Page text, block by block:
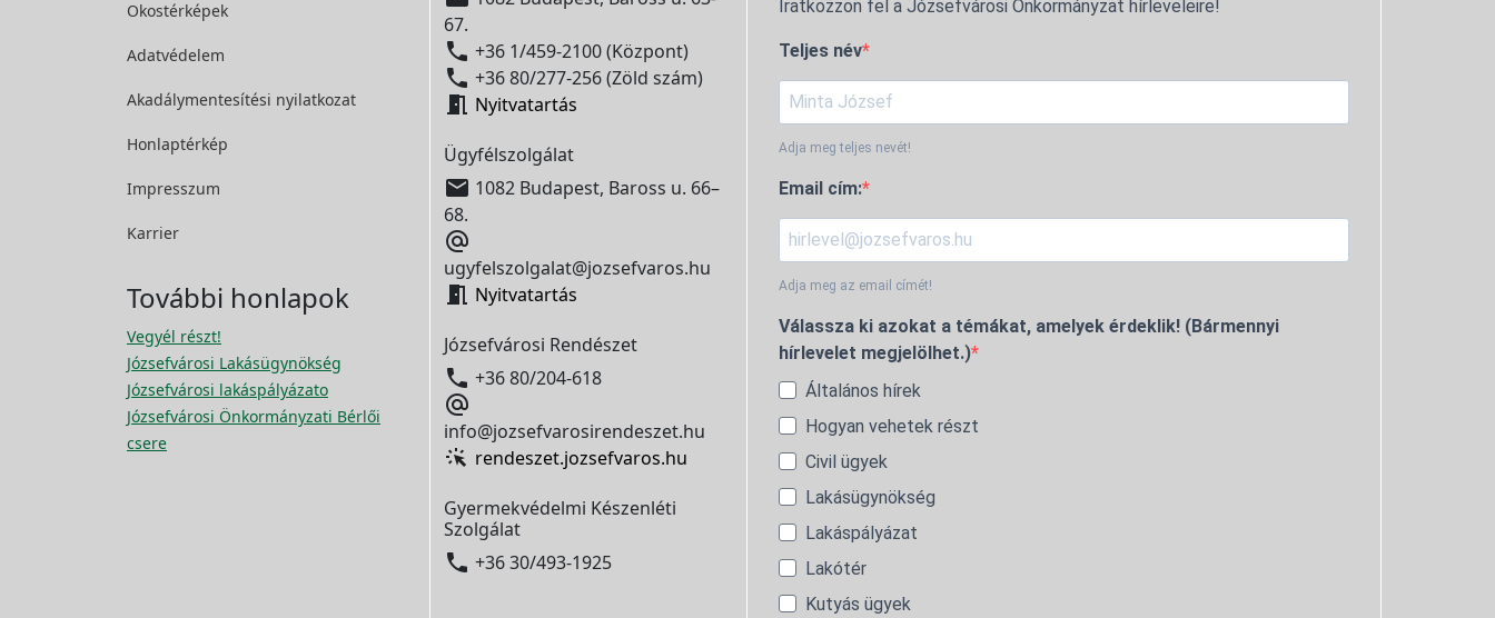
Okostérképek
Adatvédelem
Akadálymentesítési nyilatkozat
Honlaptérkép
Impresszum
Karrier
További honlapok
Vegyél részt!
Józsefvárosi Lakásügynökség
Józsefvárosi lakáspályázato
Józsefvárosi Önkormányzati Bérlői
csere
67.
 +36 1/459-2100 (Központ)
 +36 80/277-256 (Zöld szám)
 Nyitvatartás
Ügyfélszolgálat
 1082 Budapest, Baross u. 66–
68.

ugyfelszolgalat@jozsefvaros.hu
 Nyitvatartás
Józsefvárosi Rendészet
 +36 80/204-618

info@jozsefvarosirendeszet.hu
rendeszet.jozsefvaros.hu
Gyermekvédelmi Készenléti
Szolgálat
 +36 30/493-1925
Iratkozzon fel a Józsefvárosi Önkormányzat hírleveleire!
Teljes név
Adja meg teljes nevét!
Email cím:
Adja meg az email címét!
Válassza ki azokat a témákat, amelyek érdeklik! (Bármennyi
hírlevelet megjelölhet.)
Általános hírek
Hogyan vehetek részt
Civil ügyek
Lakásügynökség
Lakáspályázat
Lakótér
Kutyás ügyek